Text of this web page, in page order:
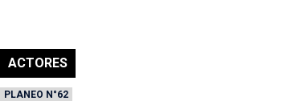
ACTORES
PLANEO N°62